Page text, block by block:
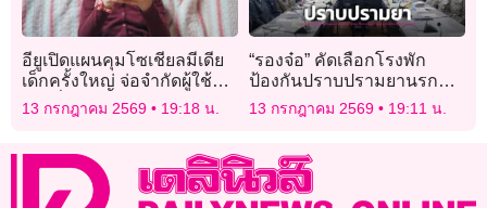
อียูเปิดแผนคุมโซเชียลมีเดีย
เด็กครั้งใหญ่ จ่อจำกัดผู้ใช้
อายุต่ำกว่า 13 ปี
13 กรกฎาคม 2569 19:18 น.
“รองจ๋อ” คัดเลือกโรงพัก
ป้องกันปราบปรามยานรกดี
เด่น “ราษฎร์บูรณะ-
เพชรเกษม” คว้าอันดับ 1
13 กรกฎาคม 2569 19:11 น.